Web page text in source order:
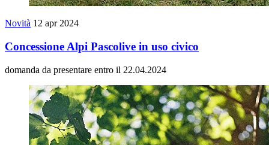
Novità 12 apr 2024
Concessione Alpi Pascolive in uso civico
domanda da presentare entro il 22.04.2024